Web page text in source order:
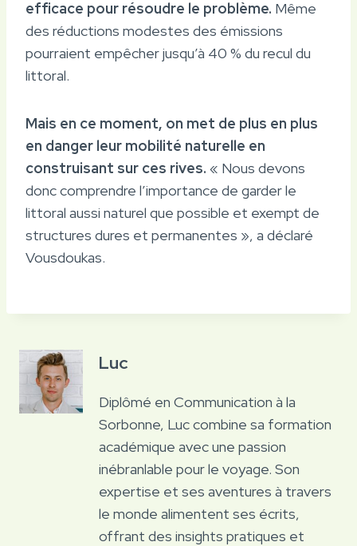
efficace pour résoudre le problème. Même
des réductions modestes des émissions
pourraient empêcher jusqu’à 40 % du recul du
littoral.
Mais en ce moment, on met de plus en plus
en danger leur mobilité naturelle en
construisant sur ces rives. « Nous devons
donc comprendre l’importance de garder le
littoral aussi naturel que possible et exempt de
structures dures et permanentes », a déclaré
Vousdoukas.
Luc
Diplômé en Communication à la
Sorbonne, Luc combine sa formation
académique avec une passion
inébranlable pour le voyage. Son
expertise et ses aventures à travers
le monde alimentent ses écrits,
offrant des insights pratiques et